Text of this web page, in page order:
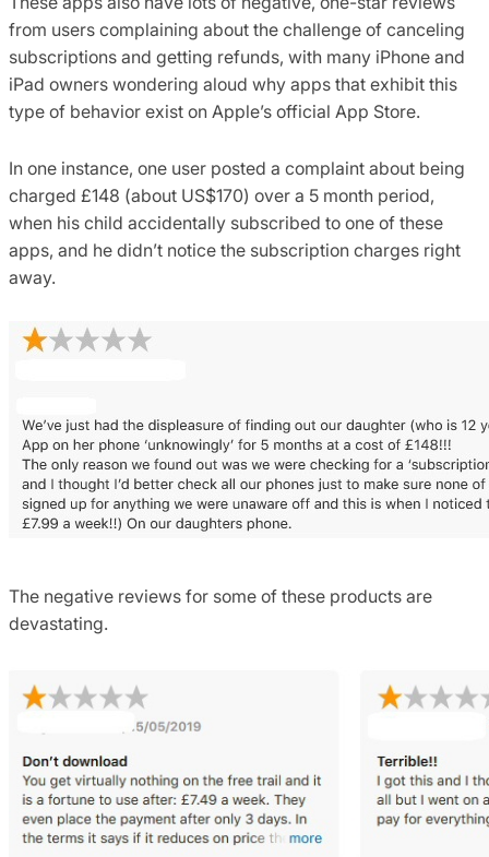
from users complaining about the challenge of canceling
subscriptions and getting refunds, with many iPhone and
iPad owners wondering aloud why apps that exhibit this
type of behavior exist on Apple’s official App Store.
In one instance, one user posted a complaint about being
charged £148 (about US$170) over a 5 month period,
when his child accidentally subscribed to one of these
apps, and he didn’t notice the subscription charges right
away.
The negative reviews for some of these products are
devastating.